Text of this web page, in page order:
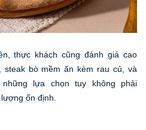
thực khách cũng đánh giá cao
steak bò mềm ăn kèm rau củ, và
lựa chọn tuy không phải
ổn định.